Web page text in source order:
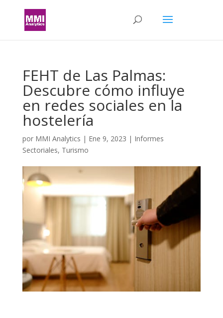
FEHT de Las Palmas:
Descubre cómo influye
en redes sociales en la
hostelería
por MMI Analytics | Ene 9, 2023 | Informes
Sectoriales, Turismo